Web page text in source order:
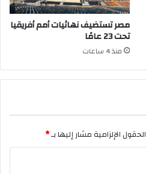
مصر تستضيف نهائيات أمم أفريقيا
تحت 23 عامًا
منذ 4 ساعات
الحقول الإلزامية مشار إليها بـ*